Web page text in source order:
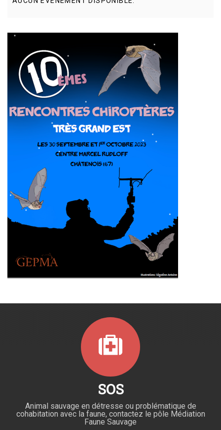
SOS
Animal sauvage en détresse ou problématique de
cohabitation avec la faune, contactez le pôle Médiation
Faune Sauvage